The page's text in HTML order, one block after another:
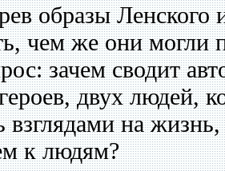
образы Ленского
чем же они могли
зачем сводит
двух людей,
взглядами на
к людям?